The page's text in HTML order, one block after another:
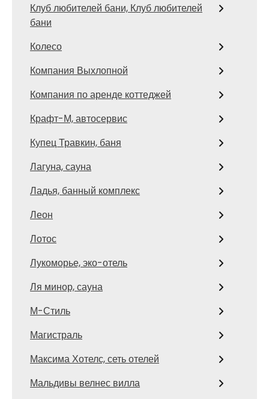
Клуб любителей бани, Клуб любителей
бани
Колесо
Компания Выхлопной
Компания по аренде коттеджей
Крафт-М, автосервис
Купец Травкин, баня
Лагуна, сауна
Ладья, банный комплекс
Леон
Лотос
Лукоморье, эко-отель
Ля минор, сауна
М-Стиль
Магистраль
Максима Хотелс, сеть отелей
Мальдивы велнес вилла